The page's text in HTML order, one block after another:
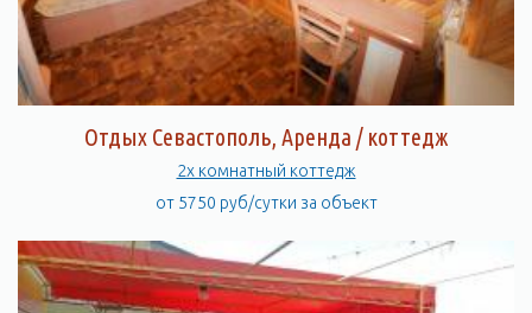
Отдых Севастополь, Аренда / коттедж
2х комнатный коттедж
от 5750 руб/сутки за объект